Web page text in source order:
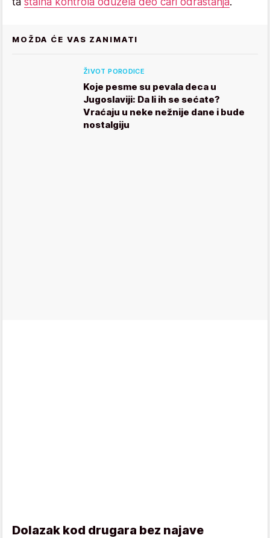
MOŽDA ĆE VAS ZANIMATI
ŽIVOT PORODICE
Koje pesme su pevala deca u
Jugoslaviji: Da li ih se sećate?
Vraćaju u neke nežnije dane i bude
nostalgiju
Dolazak kod drugara bez najave